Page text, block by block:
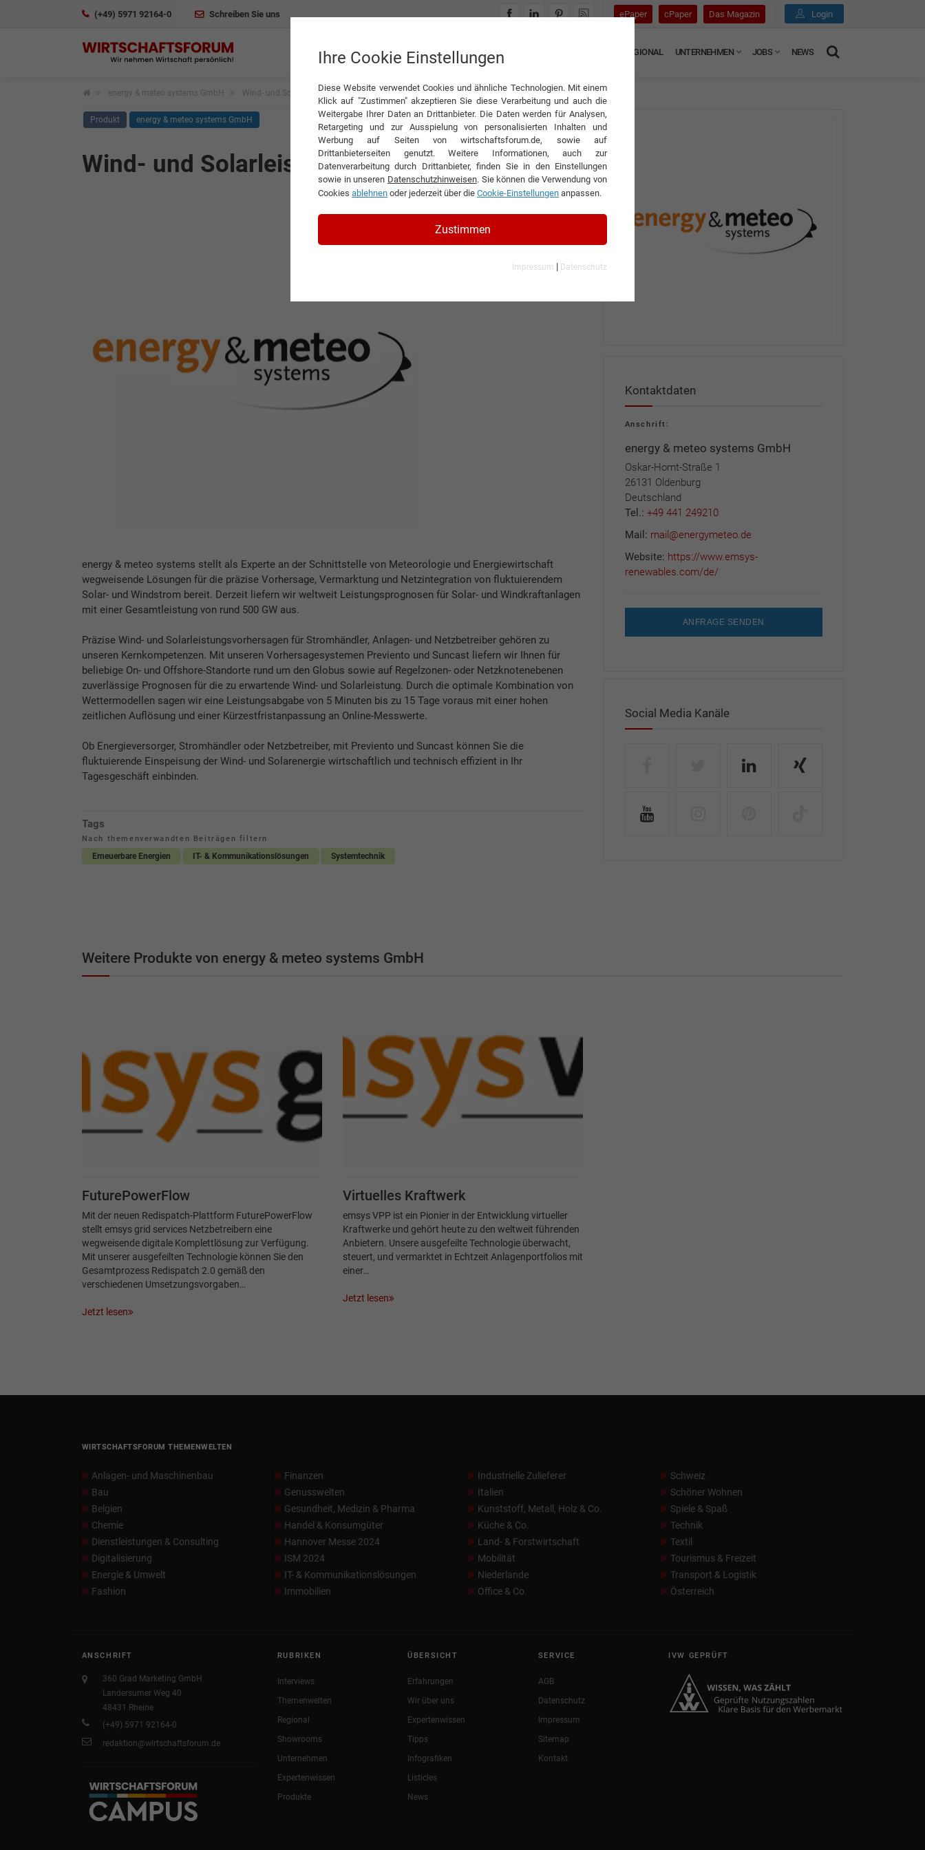
(+49) 5971 92164-0 Schreiben Sie uns ePaper cPaper Das Magazin Login
INTERVIEWS REGIONAL UNTERNEHMEN JOBS NEWS
energy & meteo systems GmbH Wind- und Solarleistungsprognosen
Produkt energy & meteo systems GmbH
Wind- und Solarleistungsprognosen
energy & meteo systems stellt als Experte an der Schnittstelle von Meteorologie und Energiewirtschaft
wegweisende Lösungen für die präzise Vorhersage, Vermarktung und Netzintegration von fluktuierendem
Solar- und Windstrom bereit. Derzeit liefern wir weltweit Leistungsprognosen für Solar- und Windkraftanlagen
mit einer Gesamtleistung von rund 500 GW aus.
Präzise Wind- und Solarleistungsvorhersagen für Stromhändler, Anlagen- und Netzbetreiber gehören zu
unseren Kernkompetenzen. Mit unseren Vorhersagesystemen Previento und Suncast liefern wir Ihnen für
beliebige On- und Offshore-Standorte rund um den Globus sowie auf Regelzonen- oder Netzknotenebenen
zuverlässige Prognosen für die zu erwartende Wind- und Solarleistung. Durch die optimale Kombination von
Wettermodellen sagen wir eine Leistungsabgabe von 5 Minuten bis zu 15 Tage voraus mit einer hohen
zeitlichen Auflösung und einer Kürzestfristanpassung an Online-Messwerte.
Ob Energieversorger, Stromhändler oder Netzbetreiber, mit Previento und Suncast können Sie die
fluktuierende Einspeisung der Wind- und Solarenergie wirtschaftlich und technisch effizient in Ihr
Tagesgeschäft einbinden.
Tags
Nach themenverwandten Beiträgen filtern
Erneuerbare Energien IT- & Kommunikationslösungen Systemtechnik
Kontaktdaten
Anschrift:
energy & meteo systems GmbH
Oskar-Homt-Straße 1
26131 Oldenburg
Deutschland
Tel.: +49 441 249210
Mail: mail@energymeteo.de
Website: https://www.emsys-
renewables.com/de/
ANFRAGE SENDEN
Social Media Kanäle
Weitere Produkte von energy & meteo systems GmbH
FuturePowerFlow
Mit der neuen Redispatch-Plattform FuturePowerFlow
stellt emsys grid services Netzbetreibern eine
wegweisende digitale Komplettlösung zur Verfügung.
Mit unserer ausgefeilten Technologie können Sie den
Gesamtprozess Redispatch 2.0 gemäß den
verschiedenen Umsetzungsvorgaben…
Jetzt lesen
Virtuelles Kraftwerk
emsys VPP ist ein Pionier in der Entwicklung virtueller
Kraftwerke und gehört heute zu den weltweit führenden
Anbietern. Unsere ausgefeilte Technologie überwacht,
steuert, und vermarktet in Echtzeit Anlagenportfolios mit
einer…
Jetzt lesen
WIRTSCHAFTSFORUM THEMENWELTEN
Anlagen- und Maschinenbau
Bau
Belgien
Chemie
Dienstleistungen & Consulting
Digitalisierung
Energie & Umwelt
Fashion
Finanzen
Genusswelten
Gesundheit, Medizin & Pharma
Handel & Konsumgüter
Hannover Messe 2024
ISM 2024
IT- & Kommunikationslösungen
Immobilien
Industrielle Zulieferer
Italien
Kunststoff, Metall, Holz & Co.
Küche & Co.
Land- & Forstwirtschaft
Mobilität
Niederlande
Office & Co.
Schweiz
Schöner Wohnen
Spiele & Spaß
Technik
Textil
Tourismus & Freizeit
Transport & Logistik
Österreich
ANSCHRIFT
360 Grad Marketing GmbH
Landersumer Weg 40
48431 Rheine
(+49) 5971 92164-0
redaktion@wirtschaftsforum.de
RUBRIKEN
Interviews
Themenwelten
Regional
Showrooms
Unternehmen
Expertenwissen
Produkte
ÜBERSICHT
Erfahrungen
Wir über uns
Expertenwissen
Tipps
Infografiken
Listicles
News
SERVICE
AGB
Datenschutz
Impressum
Sitemap
Kontakt
IVW GEPRÜFT
Ihre Cookie Einstellungen
Diese Website verwendet Cookies und ähnliche Technologien. Mit einem
Klick auf "Zustimmen" akzeptieren Sie diese Verarbeitung und auch die
Weitergabe Ihrer Daten an Drittanbieter. Die Daten werden für Analysen,
Retargeting und zur Ausspielung von personalisierten Inhalten und
Werbung auf Seiten von wirtschaftsforum.de, sowie auf
Drittanbieterseiten genutzt. Weitere Informationen, auch zur
Datenverarbeitung durch Drittanbieter, finden Sie in den Einstellungen
sowie in unseren Datenschutzhinweisen. Sie können die Verwendung von
Cookies ablehnen oder jederzeit über die Cookie-Einstellungen anpassen.
Zustimmen
Impressum | Datenschutz